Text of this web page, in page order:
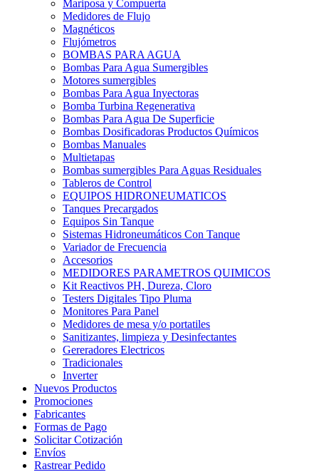
Mariposa y Compuerta
Medidores de Flujo
Magnéticos
Flujómetros
BOMBAS PARA AGUA
Bombas Para Agua Sumergibles
Motores sumergibles
Bombas Para Agua Inyectoras
Bomba Turbina Regenerativa
Bombas Para Agua De Superficie
Bombas Dosificadoras Productos Químicos
Bombas Manuales
Multietapas
Bombas sumergibles Para Aguas Residuales
Tableros de Control
EQUIPOS HIDRONEUMATICOS
Tanques Precargados
Equipos Sin Tanque
Sistemas Hidroneumáticos Con Tanque
Variador de Frecuencia
Accesorios
MEDIDORES PARAMETROS QUIMICOS
Kit Reactivos PH, Dureza, Cloro
Testers Digitales Tipo Pluma
Monitores Para Panel
Medidores de mesa y/o portatiles
Sanitizantes, limpieza y Desinfectantes
Gereradores Electricos
Tradicionales
Inverter
Nuevos Productos
Promociones
Fabricantes
Formas de Pago
Solicitar Cotización
Envíos
Rastrear Pedido